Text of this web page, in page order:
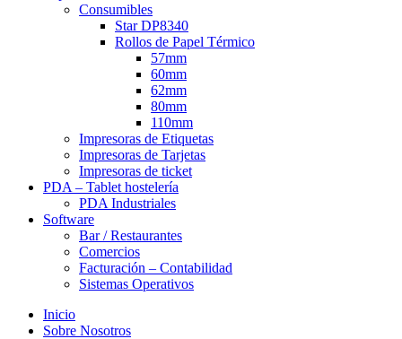
Consumibles
Star DP8340
Rollos de Papel Térmico
57mm
60mm
62mm
80mm
110mm
Impresoras de Etiquetas
Impresoras de Tarjetas
Impresoras de ticket
PDA – Tablet hostelería
PDA Industriales
Software
Bar / Restaurantes
Comercios
Facturación – Contabilidad
Sistemas Operativos
Inicio
Sobre Nosotros